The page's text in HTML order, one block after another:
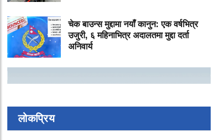
चेक बाउन्स मुद्दामा नयाँ कानुन: एक वर्षभित्र
उजुरी, ६ महिनाभित्र अदालतमा मुद्दा दर्ता
अनिवार्य
लोकप्रिय